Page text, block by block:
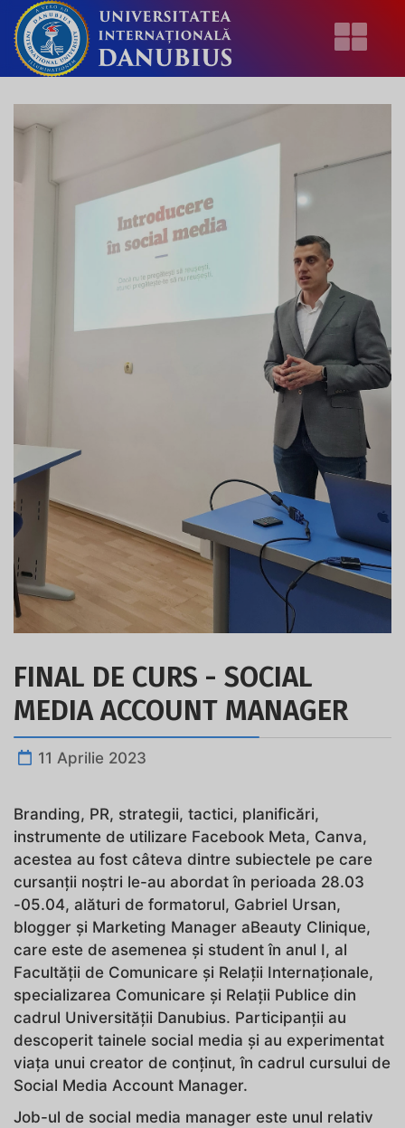
FINAL DE CURS - SOCIAL
MEDIA ACCOUNT MANAGER
11 Aprilie 2023
Branding, PR, strategii, tactici, planificări,
instrumente de utilizare Facebook Meta, Canva,
acestea au fost câteva dintre subiectele pe care
cursanții noștri le-au abordat în perioada 28.03
-05.04, alături de formatorul, Gabriel Ursan,
blogger și Marketing Manager aBeauty Clinique,
care este de asemenea și student în anul I, al
Facultății de Comunicare și Relații Internaționale,
specializarea Comunicare și Relații Publice din
cadrul Universității Danubius. Participanții au
descoperit tainele social media și au experimentat
viața unui creator de conținut, în cadrul cursului de
Social Media Account Manager.
Job-ul de social media manager este unul relativ